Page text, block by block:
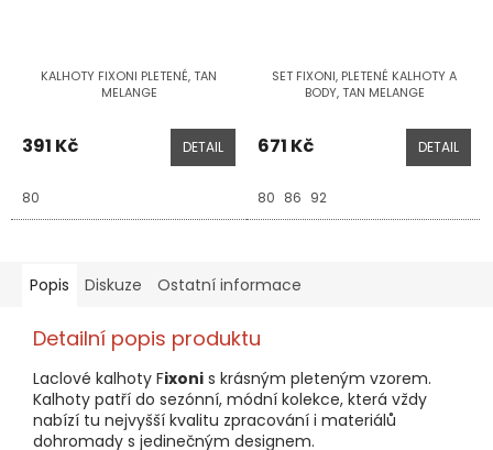
KALHOTY FIXONI PLETENÉ, TAN
MELANGE
391 Kč DETAIL
80
SET FIXONI, PLETENÉ KALHOTY A
BODY, TAN MELANGE
671 Kč DETAIL
80 86 92
Popis Diskuze Ostatní informace
Detailní popis produktu
Laclové kalhoty Fixoni s krásným pleteným vzorem.
Kalhoty patří do sezónní, módní kolekce, která vždy
nabízí tu nejvyšší kvalitu zpracování i materiálů
dohromady s jedinečným designem.